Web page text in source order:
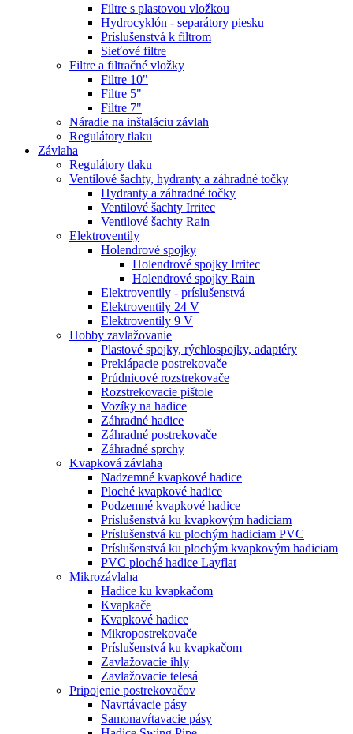
Filtre s plastovou vložkou
Hydrocyklón - separátory piesku
Príslušenstvá k filtrom
Sieťové filtre
Filtre a filtračné vložky
Filtre 10"
Filtre 5"
Filtre 7"
Náradie na inštaláciu závlah
Regulátory tlaku
Závlaha
Regulátory tlaku
Ventilové šachty, hydranty a záhradné točky
Hydranty a záhradné točky
Ventilové šachty Irritec
Ventilové šachty Rain
Elektroventily
Holendrové spojky
Holendrové spojky Irritec
Holendrové spojky Rain
Elektroventily - príslušenstvá
Elektroventily 24 V
Elektroventily 9 V
Hobby zavlažovanie
Plastové spojky, rýchlospojky, adaptéry
Preklápacie postrekovače
Prúdnicové rozstrekovače
Rozstrekovacie pištole
Vozíky na hadice
Záhradné hadice
Záhradné postrekovače
Záhradné sprchy
Kvapková závlaha
Nadzemné kvapkové hadice
Ploché kvapkové hadice
Podzemné kvapkové hadice
Príslušenstvá ku kvapkovým hadiciam
Príslušenstvá ku plochým hadiciam PVC
Príslušenstvá ku plochým kvapkovým hadiciam
PVC ploché hadice Layflat
Mikrozávlaha
Hadice ku kvapkačom
Kvapkače
Kvapkové hadice
Mikropostrekovače
Príslušenstvá ku kvapkačom
Zavlažovacie ihly
Zavlažovacie telesá
Pripojenie postrekovačov
Navrtávacie pásy
Samonavŕtavacie pásy